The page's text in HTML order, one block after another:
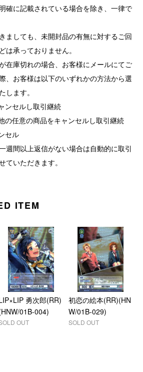
確に記載されている場合を除き、一律で
ましても、未開封品の有無に対するご回
は承っておりません。
在庫切れの場合、お客様にメールにてご
、お客様は以下のいずれかの方法から選
します。
ンセルし取引継続
の任意の商品をキャンセルし取引継続
セル
週間以上返信がない場合は自動的に取引
ていただきます。
ITEM
勇次郎(RR)
01B-004)
OUT
初恋の絵本(RR)(HN
W/01B-029)
SOLD OUT